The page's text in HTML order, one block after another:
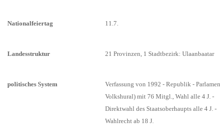
Nationalfeiertag 11.7.
Landesstruktur 21 Provinzen, 1 Stadtbezirk: Ulaanbaatar
politisches System
Verfassung von 1992 - Republik -
Volkshural) mit 76 Mitgl., Wahl alle 4 J. -
Direktwahl des Staatsoberhaupts alle 4 J. -
Wahlrecht ab 18 J.